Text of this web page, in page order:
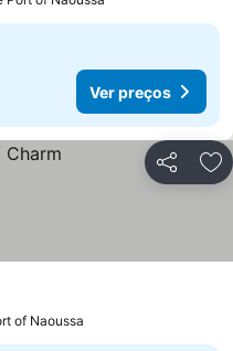
Ver preços
Partilhar
preços
of Naoussa